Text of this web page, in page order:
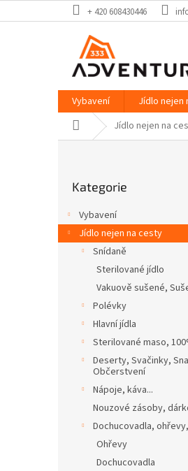
na
+ 420 608430446
Vybavení Jídlo nejen
Domů Jídlo nejen na
a
n
kategorie
Kategorie
Vybavení
Jídlo nejen na cesty
Snídaně
Sterilované jídlo
Vakuově sušené,
Polévky
Hlavní jídla
Sterilované maso,
Deserty, Svačinky,
Občerstvení
Nápoje, káva...
Nouzové zásoby,
Dochucovadla,
Ohřevy
Dochucovadla